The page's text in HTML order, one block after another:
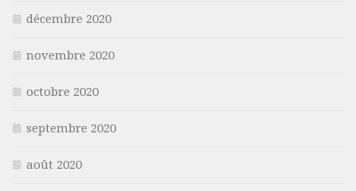
décembre 2020
novembre 2020
octobre 2020
septembre 2020
août 2020